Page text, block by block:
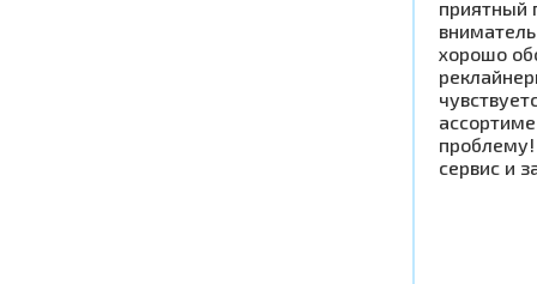
приятный
хорошо
проблему!
сервис и